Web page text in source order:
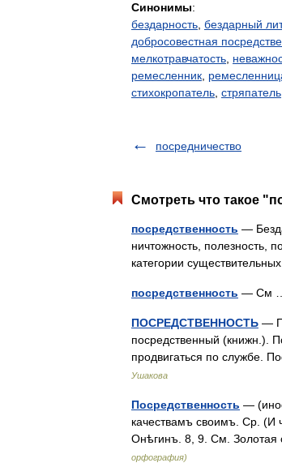
Синонимы:
бездарность бездарный
добросовестная
мелкотравчатость
ремесленник
стихокропатель стряпатель
посредничество
Смотреть что такое
посредственность —
ничтожность, полезность,
категории
посредственность — См
ПОСРЕДСТВЕННОСТЬ —
посредственный (книжн.).
продвигаться по службе.
Ушакова
Посредственность —
качествамъ своимъ. Ср. (И
Онѣгинъ. 8, 9. См.
орфография)